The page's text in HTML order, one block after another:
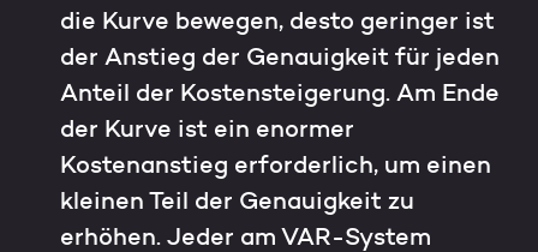
die Kurve bewegen, desto geringer ist
der Anstieg der Genauigkeit für jeden
Anteil der Kostensteigerung. Am Ende
der Kurve ist ein enormer
Kostenanstieg erforderlich, um einen
kleinen Teil der Genauigkeit zu
erhöhen. Jeder am VAR-System